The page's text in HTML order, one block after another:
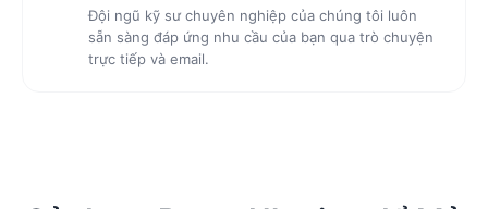
Đội ngũ kỹ sư chuyên nghiệp của chúng tôi luôn
sẵn sàng đáp ứng nhu cầu của bạn qua trò chuyện
trực tiếp và email.